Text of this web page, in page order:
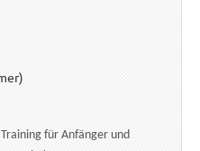
für Anfänger und